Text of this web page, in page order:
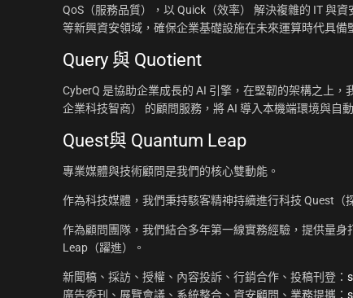
QoS（服務品質），以 Quick（效率） 解決複雜的 IT 與
等新興資安領域，確保企業基礎設施在未來運算時代具備
Query 與 Quotient
CyberQ 是協助企業成長的 AI 引擎，在堅韌的架構之上
企業科技智商） 的顧問服務，將 AI 導入本機端環境與自
Quest與 Quantum Leap
專業媒體與技術顧問是我們的核心雙動能。
作為科技媒體，我們秉持駭客精神持續進行科技 Quest（
作為顧問團隊，我們結合多年第一線實務經驗，提供量
Leap（躍進）。
新聞稿、採訪、授權、內容投訴、行銷合作、投稿刊登：
廣告委刊、展覽會議、系統整合、資安顧問、業務提攜：